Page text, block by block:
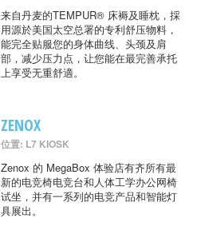
来自丹麦的TEMPUR® 床褥及睡枕，採
用源於美国太空总署的专利舒压物料，
能完全贴服您的身体曲线、头颈及肩
部，减少压力点，让您能在最完善承托
上享受无重舒適。
ZENOX
位置: L7 KIOSK
Zenox 的 MegaBox 体验店有齐所有最
新的电竞椅电竞台和人体工学办公网椅
试坐，并有一系列的电竞产品和智能灯
具展出。